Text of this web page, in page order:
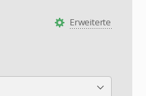
Erweiterte